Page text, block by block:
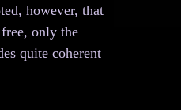
however, that
only the
quite coherent